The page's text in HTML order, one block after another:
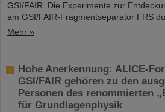
GSI/FAIR. Die Experimente zur
am GSI/FAIR-Fragmentseparator FRS
Mehr »
Hohe Anerkennung: ALICE-
GSI/FAIR gehören zu den
Personen des renommierten
für Grundlagenphysik